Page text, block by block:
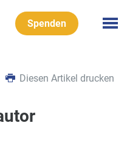
Spenden
Diesen Artikel drucken